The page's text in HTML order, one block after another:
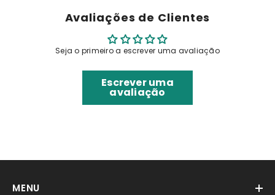
Avaliações de Clientes
Seja o primeiro a escrever uma avaliação
Escrever uma
avaliação
MENU